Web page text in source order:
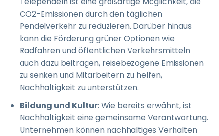
CO2-Emissionen durch den täglichen
Pendelverkehr zu reduzieren. Darüber hinaus
kann die Förderung grüner Optionen wie
Radfahren und öffentlichen Verkehrsmitteln
auch dazu beitragen, reisebezogene Emissionen
zu senken und Mitarbeitern zu helfen,
Nachhaltigkeit zu unterstützen.
Bildung und Kultur: Wie bereits erwähnt, ist
Nachhaltigkeit eine gemeinsame Verantwortung.
Unternehmen können nachhaltiges Verhalten